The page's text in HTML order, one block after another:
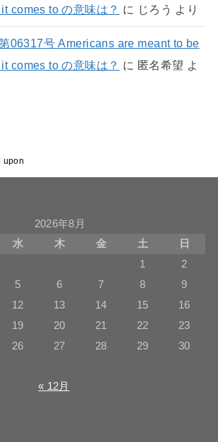
comes to の意味は？ に じろう より
06317号 Americans are meant to be
comes to の意味は？ に 匿名希望 よ
upon
2026年8月
水 木 金 土
日
1
2
5 6 7 8
9
12 13 14 15
16
19 20 21 22
23
26 27 28 29
30
« 12月